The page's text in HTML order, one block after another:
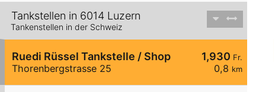
Tankstellen in 6014 Luzern
Tankenstellen in der Schweiz
1,930 Fr.
0,8 km
Ruedi Rüssel Tankstelle / Shop
Thorenbergstrasse 25